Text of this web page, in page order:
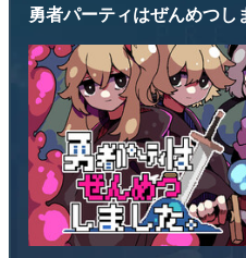
勇者パーティはぜんめつし